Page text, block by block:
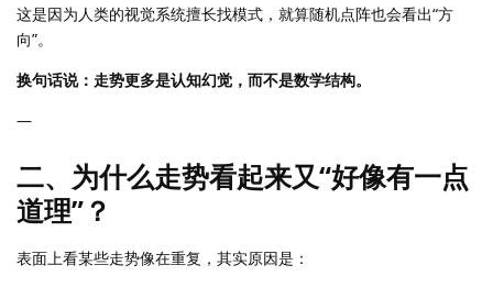
这是因为人类的视觉系统擅长找模式，就算随机点阵也会看出“方
向”。
换句话说：走势更多是认知幻觉，而不是数学结构。
—
二、为什么走势看起来又“好像有一点
道理”？
表面上看某些走势像在重复，其实原因是：